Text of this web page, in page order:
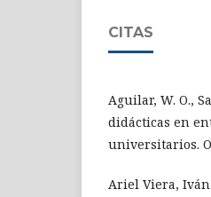
CITAS
Aguilar, W. O.,
didácticas en
universitarios.
Ariel Viera,